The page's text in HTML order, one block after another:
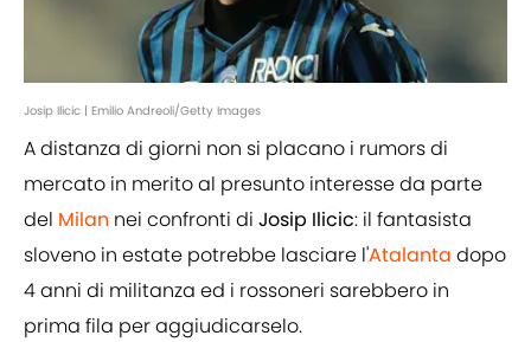
Josip Ilicic | Emilio Andreoli/Getty Images
A distanza di giorni non si placano i rumors di
mercato in merito al presunto interesse da parte
del Milan nei confronti di Josip Ilicic: il fantasista
sloveno in estate potrebbe lasciare l'Atalanta dopo
4 anni di militanza ed i rossoneri sarebbero in
prima fila per aggiudicarselo.